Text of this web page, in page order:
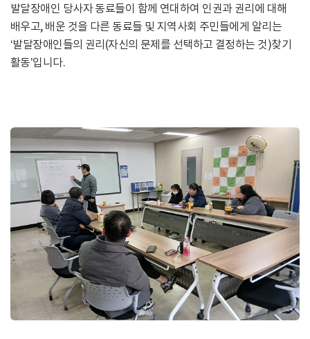
발달장애인 당사자 동료들이 함께 연대하여 인권과 권리에 대해
배우고, 배운 것을 다른 동료들 및 지역사회 주민들에게 알리는
‘발달장애인들의 권리(자신의 문제를 선택하고 결정하는 것)찾기
활동’입니다.